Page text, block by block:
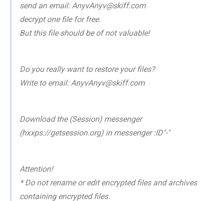
send an email: AnyvAnyv@skiff.com
decrypt one file for free.
But this file should be of not valuable!
Do you really want to restore your files?
Write to email: AnyvAnyv@skiff.com
Download the (Session) messenger
(hxxps://getsession.org) in messenger :ID"-"
Attention!
* Do not rename or edit encrypted files and archives
containing encrypted files.